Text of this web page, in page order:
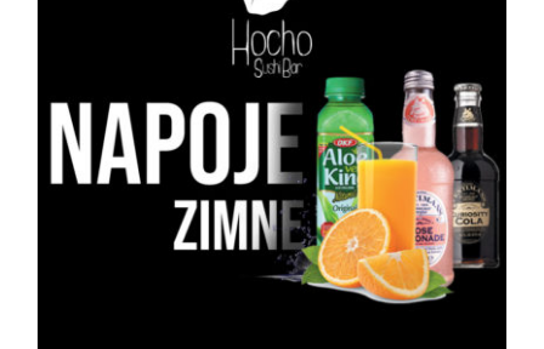
DODAJ DO KOSZYKA SZCZEGÓŁY